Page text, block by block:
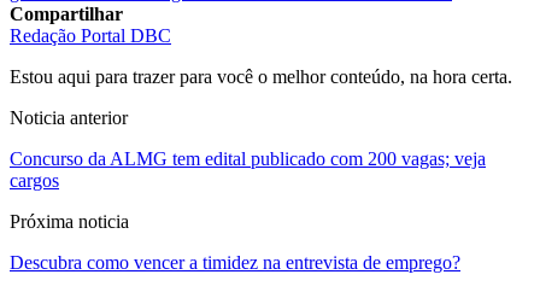
Compartilhar
Redação Portal DBC
Estou aqui para trazer para você o melhor conteúdo, na hora certa.
Noticia anterior
Concurso da ALMG tem edital publicado com 200 vagas; veja
cargos
Próxima noticia
Descubra como vencer a timidez na entrevista de emprego?